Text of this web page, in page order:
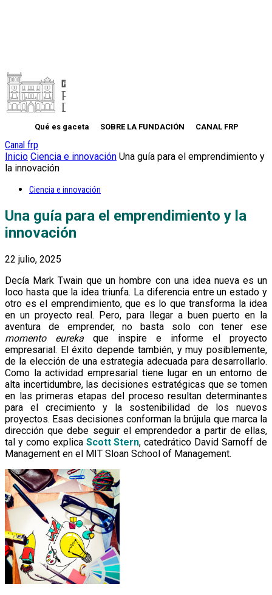
Qué es gaceta SOBRE LA FUNDACIÓN CANAL FRP
Canal frp
Inicio Ciencia e innovación Una guía para el emprendimiento y
la innovación
Ciencia e innovación
Una guía para el emprendimiento y la
innovación
22 julio, 2025
Decía Mark Twain que un hombre con una idea nueva es un
loco hasta que la idea triunfa. La diferencia entre un estado y
otro es el emprendimiento, que es lo que transforma la idea
en un proyecto real. Pero, para llegar a buen puerto en la
aventura de emprender, no basta solo con tener ese
momento eureka que inspire e informe el proyecto
empresarial. El éxito depende también, y muy posiblemente,
de la elección de una estrategia adecuada para desarrollarlo.
Como la actividad empresarial tiene lugar en un entorno de
alta incertidumbre, las decisiones estratégicas que se tomen
en las primeras etapas del proceso resultan determinantes
para el crecimiento y la sostenibilidad de los nuevos
proyectos. Esas decisiones conforman la brújula que marca la
dirección que debe seguir el emprendedor a partir de ellas,
tal y como explica Scott Stern, catedrático David Sarnoff de
Management en el MIT Sloan School of Management.